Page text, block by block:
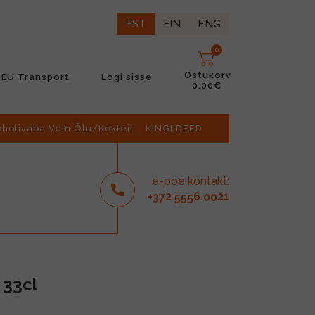
EST FIN ENG
EU Transport Logi sisse
0
Ostukorv
0.00€
Vein Õlu/Kokteil KINGIIDEED
e-poe kontakt:
+372 5556 0021
33cl